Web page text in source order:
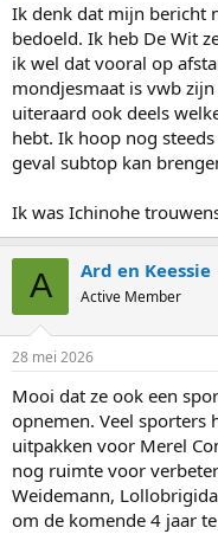
Japan lag in 2014 volledig
wat hij toch echt volledig
breedte als de top heeft
Edit: natuurlijk lukt het niet
succesvolle coaches last
Ik denk dat mijn bericht
bedoeld. Ik heb De Wit
ik wel dat vooral op
mondjesmaat is vwb
uiteraard ook deels
hebt. Ik hoop nog
geval subtop kan
Ik was Ichinohe
A Ard en Keessie
Active Member
28 mei 2026
Mooi dat ze ook een
opnemen. Veel sporters
uitpakken voor Merel
nog ruimte voor
Weidemann,
om de komende 4 jaar